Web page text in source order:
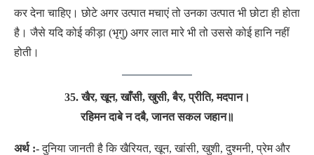
कर देना चाहिए। छोटे अगर उत्पात मचाएं तो उनका उत्पात भी छोटा ही होता
है। जैसे यदि कोई कीड़ा (भृगु) अगर लात मारे भी तो उससे कोई हानि नहीं
होती।
35. खैर, खून, खाँसी, खुसी, बैर, प्रीति, मदपान।
रहिमन दाबे न दबै, जानत सकल जहान॥
अर्थ :-दुनिया जानती है कि खैरियत, खून, खांसी, खुशी, दुश्मनी, प्रेम और